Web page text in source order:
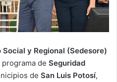
y Regional (Sedesore)
de Seguridad
de San Luis Potosí,